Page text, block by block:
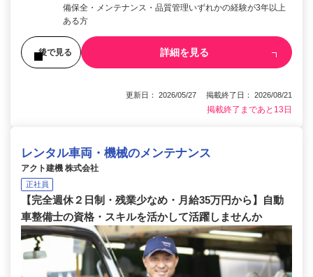
備保全・メンテナンス・品質管理いずれかの経験が3年以上
ある方
後で見る 詳細を見る
更新日： 2026/05/27 掲載終了日： 2026/08/21
掲載終了まであと13日
レンタル車両・機械のメンテナンス
アクト建機 株式会社
正社員
【完全週休２日制・残業少なめ・月給35万円から】自動
車整備士の資格・スキルを活かして活躍しませんか